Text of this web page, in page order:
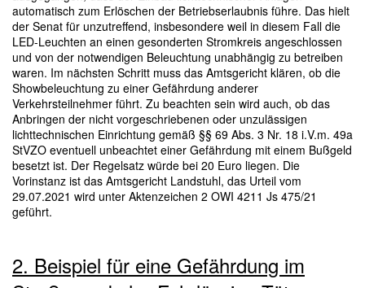
automatisch zum Erlöschen der Betriebserlaubnis führe. Das hielt
der Senat für unzutreffend, insbesondere weil in diesem Fall die
LED-Leuchten an einen gesonderten Stromkreis angeschlossen
und von der notwendigen Beleuchtung unabhängig zu betreiben
waren. Im nächsten Schritt muss das Amtsgericht klären, ob die
Showbeleuchtung zu einer Gefährdung anderer
Verkehrsteilnehmer führt. Zu beachten sein wird auch, ob das
Anbringen der nicht vorgeschriebenen oder unzulässigen
lichttechnischen Einrichtung gemäß §§ 69 Abs. 3 Nr. 18 i.V.m. 49a
StVZO eventuell unbeachtet einer Gefährdung mit einem Bußgeld
besetzt ist. Der Regelsatz würde bei 20 Euro liegen. Die
Vorinstanz ist das Amtsgericht Landstuhl, das Urteil vom
29.07.2021 wird unter Aktenzeichen 2 OWI 4211 Js 475/21
geführt.
2. Beispiel für eine Gefährdung im